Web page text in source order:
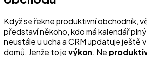
Když se řekne produktivní obchodník,
představí někoho, kdo má kalendář
neustále u ucha a CRM updatuje ještě
domů. Jenže to jevýkon. Ne